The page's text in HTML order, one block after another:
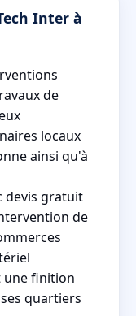
Inter à
de
locaux
ainsi qu'à
devis gratuit
de
une finition
quartiers